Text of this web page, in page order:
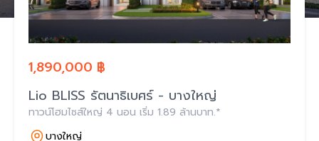
1,890,000 ฿
Lio BLISS รัตนาธิเบศร์ - บางใหญ่
ทาวน์โฮมไซส์ใหญ่ 4 นอน เริ่ม 1.89 ล้านบาท.*
บางใหญ่